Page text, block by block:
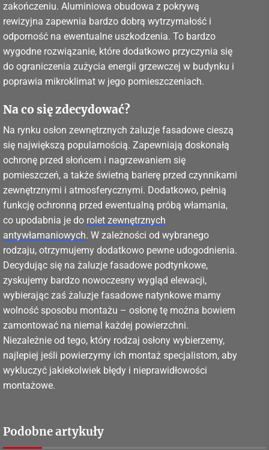
zakończeniu. Aluminiowa obudowa z pokrywą
rewizyjna zapewnia bardzo dobrą wytrzymałość i
odporność na ewentualne uszkodzenia. To bardzo
wygodne rozwiązanie, które dodatkowo przyczynia się
do ograniczenia zużycia energii grzewczej w budynku i
poprawia mikroklimat w jego pomieszczeniach.
Na co się zdecydować?
Na rynku osłon zewnętrznych żaluzje fasadowe cieszą
się największą popularnością. Zapewniają doskonałą
ochronę przed słońcem i nagrzewaniem się
pomieszczeń, a także świetną barierę przed czynnikami
zewnętrznymi i atmosferycznymi. Dodatkowo, pełnią
funkcję ochronną przed ewentualną próbą włamania,
co upodabnia je do rolet zewnętrznych
antywłamaniowych. W zależności od wybranego
rodzaju, otrzymujemy dodatkowo pewne udogodnienia.
Decydując się na żaluzje fasadowe podtynkowe,
zyskujemy bardzo nowoczesny wygląd elewacji,
wybierając zaś żaluzje fasadowe natynkowe mamy
wolność sposobu montażu – osłonę tę można bowiem
zamontować na niemal każdej powierzchni.
Niezależnie od tego, który rodzaj osłony wybierzemy,
najlepiej jeśli powierzymy ich montaż specjalistom, aby
wykluczyć jakiekolwiek błędy i nieprawidłowości
montażowe.
Podobne artykuły